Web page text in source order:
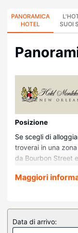
PANORAMICA
HOTEL
SUOI
Posizione
Se scegli di
troverai in una
da Bourbon Street
French Market e
Rilassati in una
di frigorifero e TV a
Maggiori
Data di arrivo: